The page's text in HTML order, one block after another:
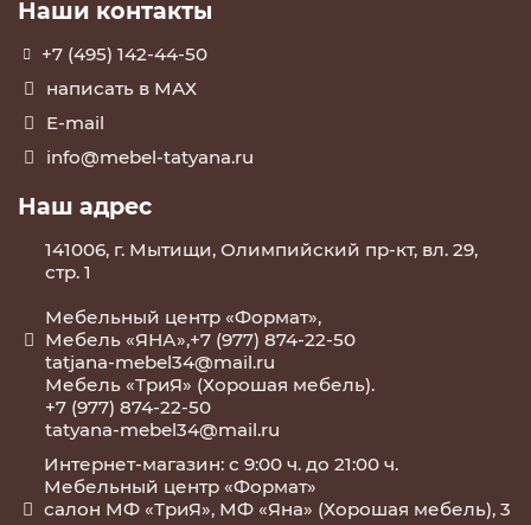
Наши контакты
+7 (495) 142-44-50
написать в МАХ
E-mail
info@mebel-tatyana.ru
Наш адрес
141006, г. Мытищи, Олимпийский пр-кт, вл. 29,
стр. 1
Мебельный центр «Формат»,
Мебель «ЯНА»,+7 (977) 874-22-50
tatjana-mebel34@mail.ru
Мебель «ТриЯ» (Хорошая мебель).
+7 (977) 874-22-50
tatyana-mebel34@mail.ru
Интернет-магазин: с 9:00 ч. до 21:00 ч.
Мебельный центр «Формат»
салон МФ «ТриЯ», МФ «Яна» (Хорошая мебель), 3